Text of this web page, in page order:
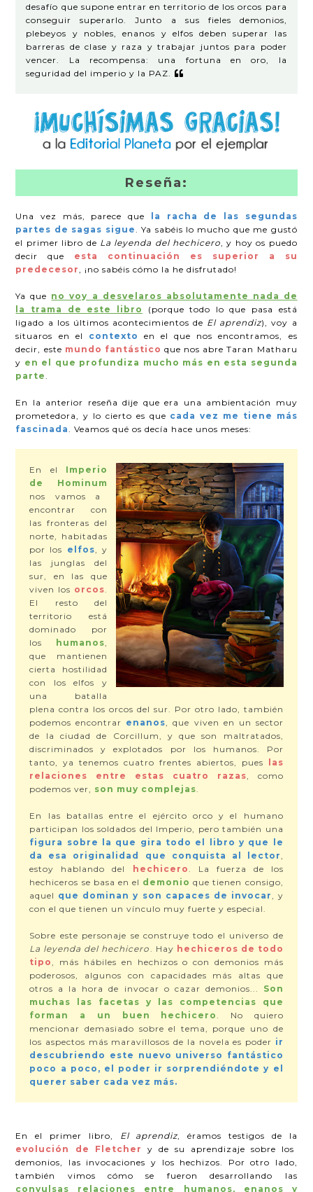
desafío que supone entrar en territorio de los orcos para
conseguir superarlo. Junto a sus fieles demonios,
plebeyos y nobles, enanos y elfos deben superar las
barreras de clase y raza y trabajar juntos para poder
vencer. La recompensa: una fortuna en oro, la
seguridad del imperio y la PAZ.
Reseña:
Una vez más, parece que la racha de las segundas
partes de sagas sigue
. Ya sabéis lo mucho que me gustó
el primer libro de La leyenda del hechicero , y hoy os puedo
decir que esta continuación es superior a su
predecesor
, ¡no sabéis cómo la he disfrutado!
Ya que no voy a desvelaros absolutamente nada de
la trama de este libro
(porque todo lo que pasa está
ligado a los últimos acontecimientos de El aprendiz), voy a
situaros en el contexto en el que nos encontramos, es
decir, este mundo fantástico que nos abre Taran Matharu
y en el que profundiza mucho más en esta segunda
parte
En la anterior reseña dije que era una ambientación muy
prometedora, y lo cierto es que cada vez me tiene más
fascinada
. Veamos qué os decía hace unos meses:
En el Imperio
de Hominum
nos vamos a
encontrar con
las fronteras del
norte, habitadas
por los elfos , y
las junglas del
sur, en las que
viven los orcos
El resto del
territorio está
dominado por
los humanos
que mantienen
cierta hostilidad
con los elfos y
una batalla
plena contra los orcos del sur. Por otro lado, también
podemos encontrar enanos , que viven en un sector
de la ciudad de Corcillum, y que son maltratados,
discriminados y explotados por los humanos. Por
tanto, ya tenemos cuatro frentes abiertos, pues las
relaciones entre estas cuatro razas , como
podemos ver, son muy complejas
En las batallas entre el ejército orco y el humano
participan los soldados del Imperio, pero también una
figura sobre la que gira todo el libro y que le
da esa originalidad que conquista al lector
estoy hablando del hechicero . La fuerza de los
hechiceros se basa en el demonioque tienen consigo,
aquel que dominan y son capaces de invocar
, y
con el que tienen un vínculo muy fuerte y especial.
Sobre este personaje se construye todo el universo de
La leyenda del hechicero . Hay hechiceros de todo
tipo
, más hábiles en hechizos o con demonios más
poderosos, algunos con capacidades más altas que
otros a la hora de invocar o cazar demonios...
Son
muchas las facetas y las competencias que
forman a un buen hechicero
. No quiero
mencionar demasiado sobre el tema, porque uno de
los aspectos más maravillosos de la novela es poder ir
descubriendo este nuevo universo fantástico
poco a poco, el poder ir sorprendiéndote y el
querer saber cada vez más.
En el primer libro, El aprendiz , éramos testigos de la
evolución de Fletcher y de su aprendizaje sobre los
demonios, las invocaciones y los hechizos. Por otro lado,
también vimos cómo se fueron desarrollando las
convulsas relaciones entre humanos, enanos y